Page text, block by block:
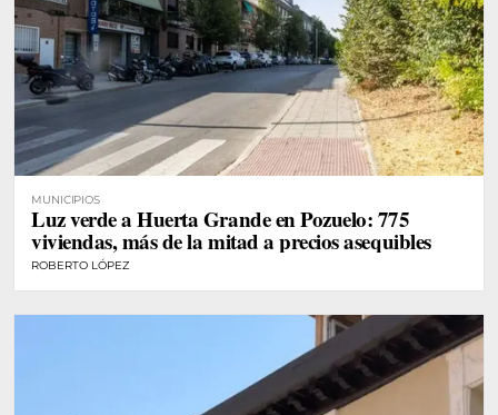
MUNICIPIOS
Luz verde a Huerta Grande en Pozuelo: 775
viviendas, más de la mitad a precios asequibles
ROBERTO LÓPEZ